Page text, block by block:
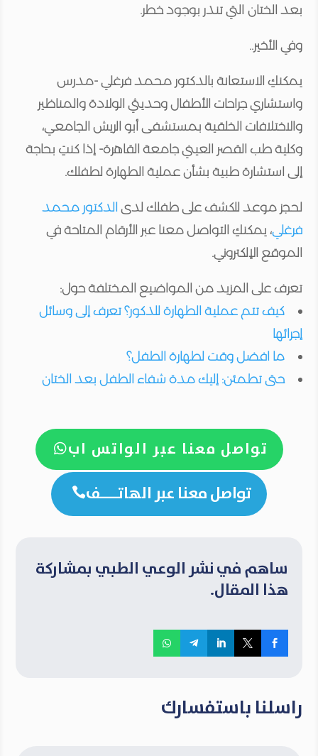
بعد الختان التي تنذر بوجود خطر.
وفي الأخير..
يمكنكِ الاستعانة بالدكتور محمد فرغلي -مدرس
واستشاري جراحات الأطفال وحديثي الولادة والمناظير
والاختلافات الخلقية بمستشفى أبو الريش الجامعي،
وكلية طب القصر العيني جامعة القاهرة- إذا كنتِ بحاجة
إلى استشارة طبية بشأن عملية الطهارة لطفلك.
لحجز موعد للكشف على طفلك لدى الدكتور محمد
فرغلي، يمكنكِ التواصل معنا عبر الأرقام المتاحة في
الموقع الإلكتروني.
تعرف على المزيد من المواضيع المختلفة حول:
كيف تتم عملية الطهارة للذكور؟ تعرف إلى وسائل
إجرائها
ما افضل وقت لطهارة الطفل؟
حتى تطمئن: إليك مدة شفاء الطفل بعد الختان
تواصل معنا عبر الواتس اب
تواصل معنا عبر الهاتــــف
ساهم في نشر الوعي الطبي بمشاركة
هذا المقال.
راسلنا باستفسارك